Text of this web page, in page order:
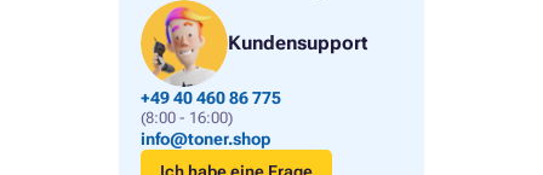
Kundensupport
+49 40 460 86 775
(8:00 - 16:00)
info@toner.shop
Ich habe eine Frage